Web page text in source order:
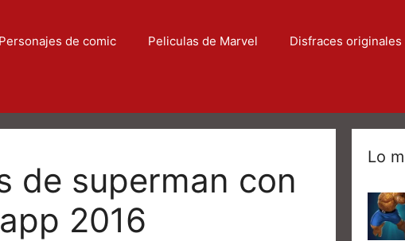
Personajes de comic Peliculas de Marvel Disfraces originales
de superman con
2016
Lo